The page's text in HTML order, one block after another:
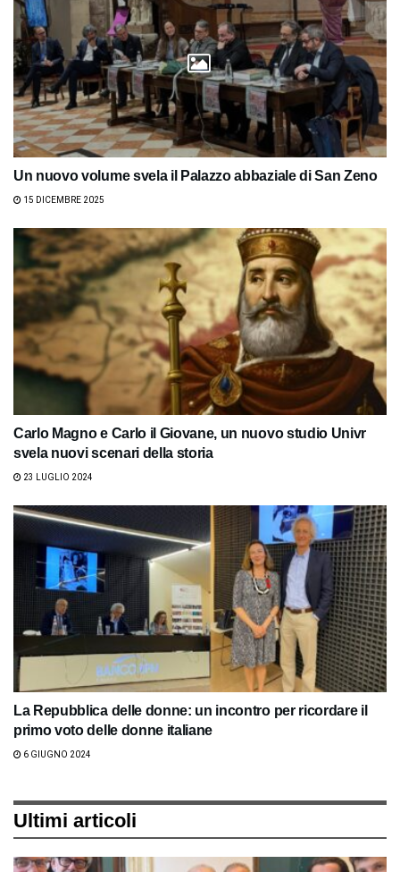
Un nuovo volume svela il Palazzo abbaziale di San Zeno
15 DICEMBRE 2025
Carlo Magno e Carlo il Giovane, un nuovo studio Univr
svela nuovi scenari della storia
23 LUGLIO 2024
La Repubblica delle donne: un incontro per ricordare il
primo voto delle donne italiane
6 GIUGNO 2024
Ultimi articoli